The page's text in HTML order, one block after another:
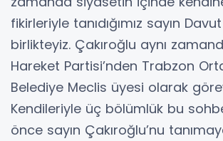
fikirleriyle tanıdığımız sayın
birlikteyiz. Çakıroğlu aynı
Hareket Partisi’nden Trabzon
Belediye Meclis üyesi olarak
Kendileriyle üç bölümlük bu
önce sayın Çakıroğlu’nu